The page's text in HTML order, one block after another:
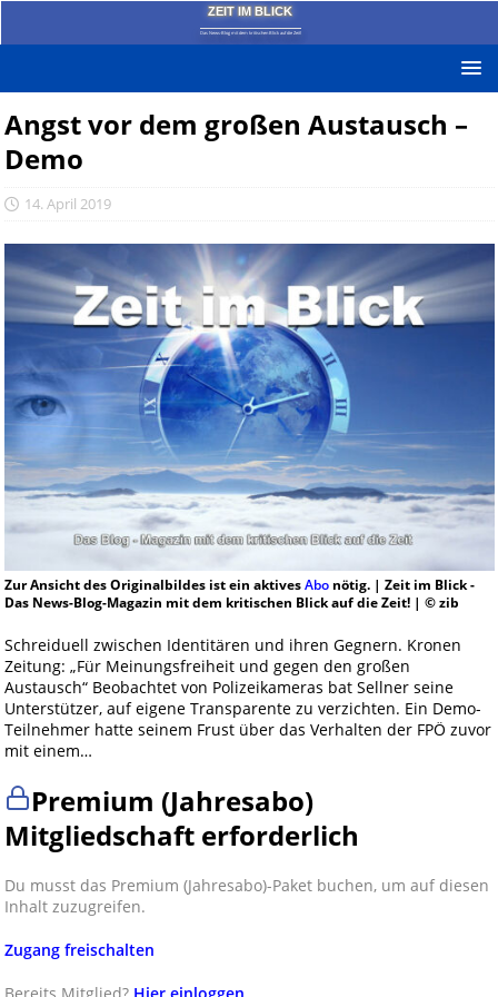
ZEIT IM BLICK
Das News-Blog mit dem kritischen Blick auf die Zeit!
Angst vor dem großen Austausch –
Demo
14. April 2019
Zur Ansicht des Originalbildes ist ein aktivesAbonötig. | Zeit im Blick -
Das News-Blog-Magazin mit dem kritischen Blick auf die Zeit! | © zib
Schreiduell zwischen Identitären und ihren Gegnern. Kronen
Zeitung: „Für Meinungsfreiheit und gegen den großen
Austausch“ Beobachtet von Polizeikameras bat Sellner seine
Unterstützer, auf eigene Transparente zu verzichten. Ein Demo-
Teilnehmer hatte seinem Frust über das Verhalten der FPÖ zuvor
mit einem…
Premium (Jahresabo)
Mitgliedschaft erforderlich
Du musst das Premium (Jahresabo)-Paket buchen, um auf diesen
Inhalt zuzugreifen.
Zugang freischalten